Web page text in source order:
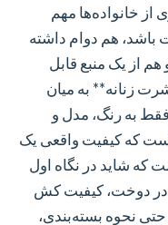
خانواده‌ها مهم
هم دوام داشته
از یک منبع قابل
زنانه** به میان
به رنگ، مدل و
که کیفیت واقعی یک
که شاید در نگاه اول
در دوخت، کیفیت کش
نحوه بسته‌بندی،